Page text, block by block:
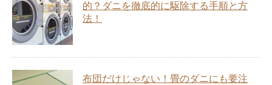
的？ダニを徹底的に駆除する手順と方
法！
布団だけじゃない！畳のダニにも要注